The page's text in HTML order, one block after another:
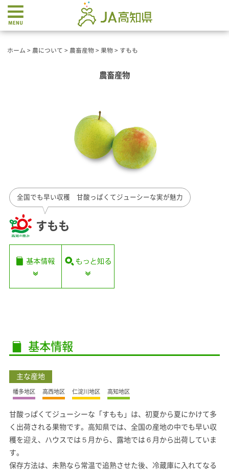
ホーム > 農について > 農畜産物 > 果物 > すもも
農畜産物
全国でも早い収穫 甘酸っぱくてジューシーな実が魅力
すもも
基本情報
主な産地
幡多地区 高西地区 仁淀川地区 高知地区
甘酸っぱくてジューシーな「すもも」は、初夏から夏にかけて多
く出荷される果物です。高知県では、全国の産地の中でも早い収
穫を迎え、ハウスでは５月から、露地では６月から出荷していま
す。
保存方法は、未熟なら常温で追熟させた後、冷蔵庫に入れてなる